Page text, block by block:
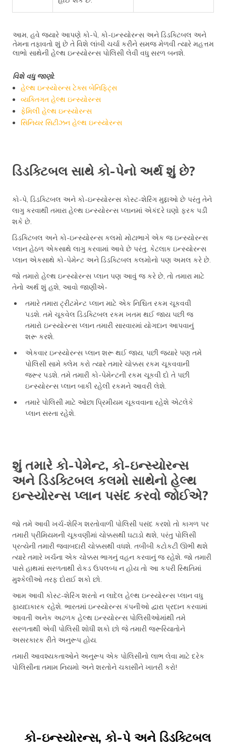
આમ, હવે જ્યારે આપણે કો-પે, કો-ઇન્સ્યોરન્સ અને ડિડક્ટિબલ અને
તેમના તફાવતો શું છે તે વિશે લાંબી ચર્ચા કરીને સમજ મેળવી ત્યારે મહત્તમ
લાભો સાથેની હેલ્થ ઇન્સ્યોરન્સ પોલિસી લેવી વધુ સરળ બનશે.
વિશે વધુ જાણો:
હેલ્થ ઇન્સ્યોરન્સ ટેક્સ બેનિફિટ્સ
વ્યક્તિગત હેલ્થ ઇન્સ્યોરન્સ
ફેમિલી હેલ્થ ઇન્સ્યોરન્સ
સિનિયર સિટીઝન હેલ્થ ઇન્સ્યોરન્સ
ડિડક્ટિબલ સાથે કો-પેનો અર્થ શું છે?
કો-પે, ડિડક્ટિબલ અને કો-ઇન્સ્યોરન્સ કોસ્ટ-શેરિંગ મુદ્દાઓ છે પરંતુ તેને
લાગુ કરવાથી તમારા હેલ્થ ઇન્સ્યોરન્સ પ્લાનમાં એકંદરે ઘણો ફરક પડી
શકે છે.
ડિડક્ટિબલ અને કો-ઇન્સ્યોરન્સ કલમો મોટાભાગે એક જ ઇન્સ્યોરન્સ
પ્લાન હેઠળ એકસાથે લાગુ કરવામાં આવે છે પરંતુ, કેટલાક ઇન્સ્યોરન્સ
પ્લાન એકસાથે કો-પેમેન્ટ અને ડિડક્ટિબલ કલમોનો પણ અમલ કરે છે.
જો તમારો હેલ્થ ઇન્સ્યોરન્સ પ્લાન પણ આવું જ કરે છે, તો તમારા માટે
તેનો અર્થ શું હશે, આવો જાણીએ-
તમારે તમારા ટ્રીટમેન્ટ પ્લાન માટે એક નિશ્ચિત રકમ ચૂકવવી
પડશે. તમે ચૂકવેલ ડિડક્ટિબલ રકમ ખતમ થઈ જાય પછી જ
તમારો ઇન્સ્યોરન્સ પ્લાન તમારી સારવારમાં યોગદાન આપવાનું
શરૂ કરશે.
એકવાર ઇન્સ્યોરન્સ પ્લાન શરૂ થઈ જાય, પછી જ્યારે પણ તમે
પોલિસી સામે ક્લેમ કરો ત્યારે તમારે ચોક્કસ રકમ ચૂકવવાની
જરૂર પડશે. તમે તમારી કો-પેમેન્ટની રકમ ચૂકવી દો તે પછી
ઇન્સ્યોરન્સ પ્લાન બાકી રહેલી રકમને આવરી લેશે.
તમારે પોલિસી માટે ઓછા પ્રિમીયમ ચૂકવવાના રહેશે એટલેકે
પ્લાન સસ્તા રહેશે.
શું તમારે કો-પેમેન્ટ, કો-ઇન્સ્યોરન્સ
અને ડિડક્ટિબલ કલમો સાથેનો હેલ્થ
ઇન્સ્યોરન્સ પ્લાન પસંદ કરવો જોઈએ?
જો તમે આવી ખર્ચ-શેરિંગ શરતોવાળી પોલિસી પસંદ કરશો તો કાગળ પર
તમારી પ્રીમિયમની ચૂકવણીમાં ચોક્કસથી ઘટાડો થશે, પરંતુ પોલિસી
પ્રત્યેની તમારી જવાબદારી ચોક્કસથી વધશે. તબીબી કટોકટી ઊભી થશે
ત્યારે તમારે ખર્ચના એક ચોક્કસ ભાગનું વહન કરવાનું જ રહેશે. જો તમારી
પાસે હાથમાં સરળતાથી રોકડ ઉપલબ્ધ ન હોય તો આ કપરી સ્થિતિમાં
મુશ્કેલીઓ તરફ દોરાઈ શકો છો.
આમ આવી કોસ્ટ-શેરિંગ શરતો ન લાદેલ હેલ્થ ઇન્સ્યોરન્સ પ્લાન વધુ
ફાયદાકારક રહેશે. ભારતમાં ઇન્સ્યોરન્સ કંપનીઓ દ્વારા પ્રદાન કરવામાં
આવતી અનેક અઢળક હેલ્થ ઇન્સ્યોરન્સ પોલિસીઓમાંથી તમે
સરળતાથી એવી પોલિસી શોધી શકો છો જે તમારી જરૂરિયાતોને
અસરકારક રીતે અનુરૂપ હોય.
તમારી આવશ્યકતાઓને અનુરૂપ એક પોલિસીનો લાભ લેવા માટે દરેક
પોલિસીના તમામ નિયમો અને શરતોને ચકાસીને ખાતરી કરો!
કો-ઇન્સ્યોરન્સ, કો-પે અને ડિડક્ટિબલ